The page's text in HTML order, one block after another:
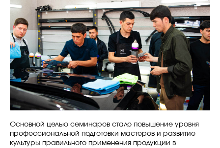
Основной целью семинаров стало повышение уровня
профессиональной подготовки мастеров и развитие
культуры правильного применения продукции в